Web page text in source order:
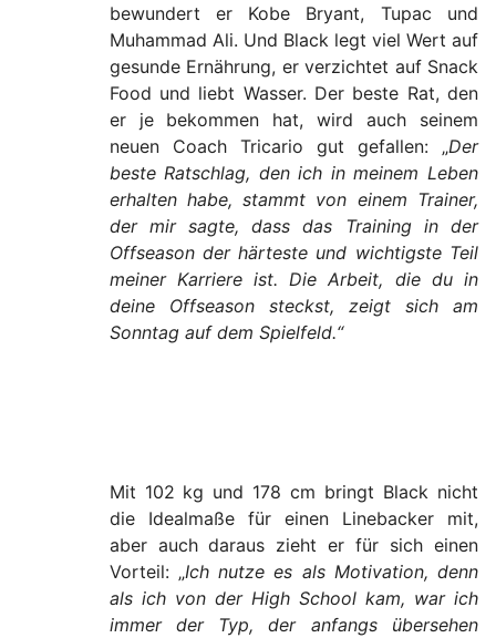
bewundert er Kobe Bryant, Tupac und
Muhammad Ali. Und Black legt viel Wert auf
gesunde Ernährung, er verzichtet auf Snack
Food und liebt Wasser. Der beste Rat, den
er je bekommen hat, wird auch seinem
neuen Coach Tricario gut gefallen: „Der
beste Ratschlag, den ich in meinem Leben
erhalten habe, stammt von einem Trainer,
der mir sagte, dass das Training in der
Offseason der härteste und wichtigste Teil
meiner Karriere ist. Die Arbeit, die du in
deine Offseason steckst, zeigt sich am
Sonntag auf dem Spielfeld.“
Mit 102 kg und 178 cm bringt Black nicht
die Idealmaße für einen Linebacker mit,
aber auch daraus zieht er für sich einen
Vorteil: „Ich nutze es als Motivation, denn
als ich von der High School kam, war ich
immer der Typ, der anfangs übersehen